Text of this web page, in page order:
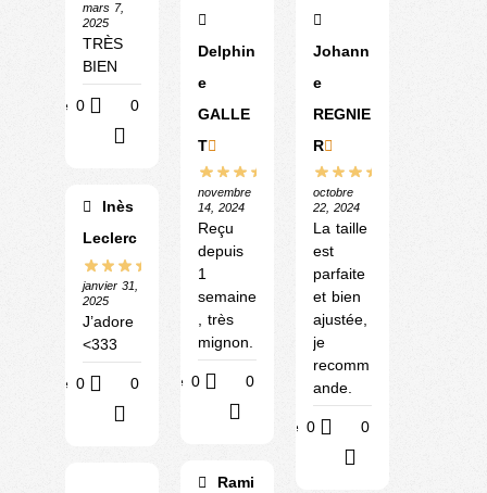
mars 7,
2025
TRÈS
BIEN
Utile 0 0
Inès
Leclerc
janvier 31,
2025
J’adore
<333
Utile 0 0
Delphin
e
GALLE
T
novembre
14, 2024
Reçu
depuis
1
semaine
, très
mignon.
Utile 0 0
Rami
Johann
e
REGNIE
R
octobre
22, 2024
La taille
est
parfaite
et bien
ajustée,
je
recomm
ande.
Utile 0 0